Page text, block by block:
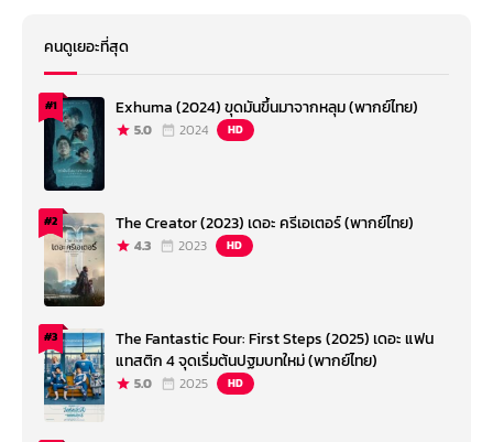
คนดูเยอะที่สุด
#1 Exhuma (2024) ขุดมันขึ้นมาจากหลุม (พากย์ไทย)
5.0 2024 HD
#2 The Creator (2023) เดอะ ครีเอเตอร์ (พากย์ไทย)
4.3 2023 HD
#3
The Fantastic Four: First Steps (2025) เดอะ แฟน
แทสติก 4 จุดเริ่มต้นปฐมบทใหม่ (พากย์ไทย)
5.0 2025 HD